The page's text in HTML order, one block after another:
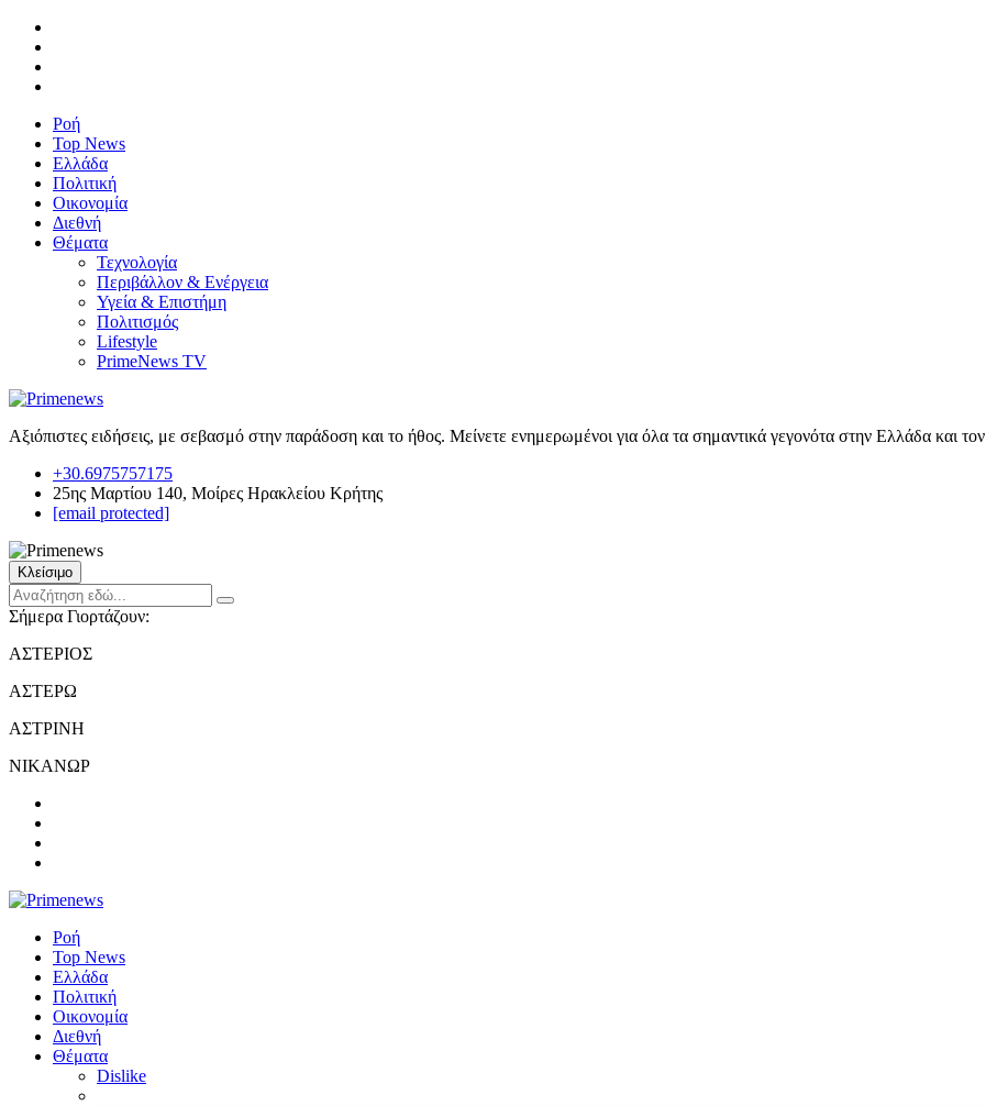
Ροή
Top News
Ελλάδα
Πολιτική
Οικονομία
Διεθνή
Θέματα
Τεχνολογία
Περιβάλλον & Ενέργεια
Υγεία & Επιστήμη
Πολιτισμός
Lifestyle
PrimeNews TV
Αξιόπιστες ειδήσεις, με σεβασμό στην παράδοση και το ήθος. Μείνετε ενημερωμένοι για όλα τα σημαντικά γεγονότα στην Ελλάδα και
+30.6975757175
25ης Μαρτίου 140, Μοίρες Ηρακλείου Κρήτης
[email protected]
Κλείσιμο
Σήμερα Γιορτάζουν:
ΑΣΤΕΡΙΟΣ
ΑΣΤΕΡΩ
ΑΣΤΡΙΝΗ
ΝΙΚΑΝΩΡ
Ροή
Top News
Ελλάδα
Πολιτική
Οικονομία
Διεθνή
Θέματα
Dislike